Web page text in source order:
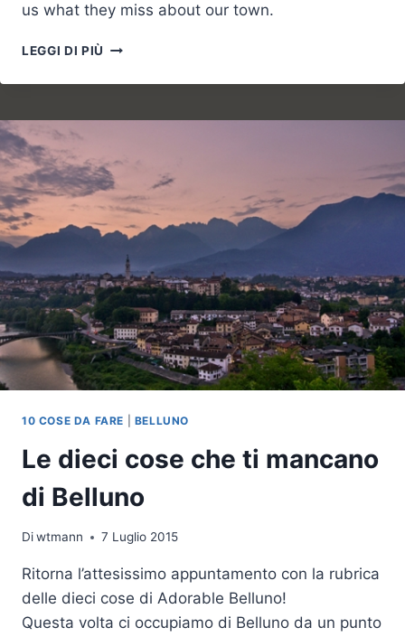
us what they miss about our town.
LEGGI DI PIÙ TOP
THINGS
MISS
BELLUNO
10 COSE DA FARE BELLUNO
Le dieci cose che ti mancano
di Belluno
Diwtmann 7 Luglio 2015
Ritorna l’attesissimo appuntamento con la rubrica
delle dieci cose di Adorable Belluno!
Questa volta ci occupiamo di Belluno da un punto